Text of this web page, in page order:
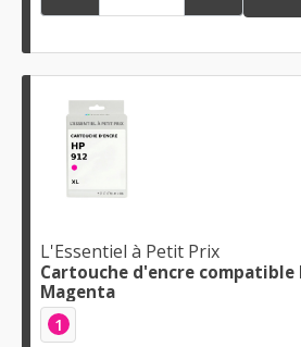
L'Essentiel à Petit Prix
Cartouche d'encre compatible
Magenta
1